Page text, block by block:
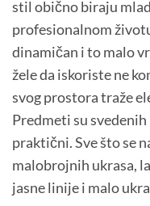
stil obično biraju
profesionalnom
dinamičan i to malo
žele da iskoriste ne
svog prostora traže
Predmeti su
praktični. Sve što se
malobrojnih ukrasa,
jasne linije i malo